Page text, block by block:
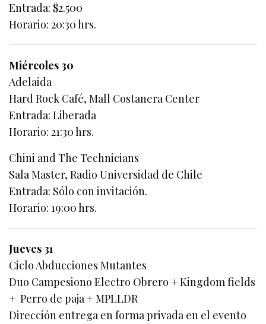
Entrada: $2.500
Horario: 20:30 hrs.
Miércoles 30
Adelaida
Hard Rock Café, Mall Costanera Center
Entrada: Liberada
Horario: 21:30 hrs.
Chini and The Technicians
Sala Master, Radio Universidad de Chile
Entrada: Sólo con invitación.
Horario: 19:00 hrs.
Jueves 31
Ciclo Abducciones Mutantes
Duo Campesiono Electro Obrero + Kingdom fields
+ Perro de paja + MPLLDR
Dirección entrega en forma privada en el evento